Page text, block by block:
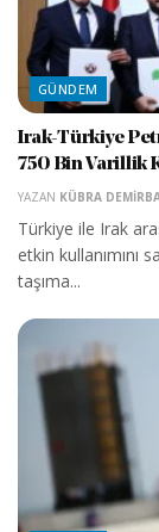
GÜNDEM
Irak-Türkiye
750 Bin Varillik
YAZAN KÜBRA
Türkiye ile Irak
etkin kullanımını
taşıma...